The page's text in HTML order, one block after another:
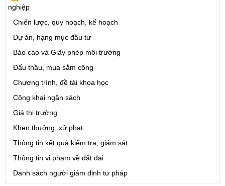
nghiệp
Chiến lược, quy hoạch, kế hoạch
Dự án, hạng mục đầu tư
Báo cáo và Giấy phép môi trường
Đấu thầu, mua sắm công
Chương trình, đề tài khoa học
Công khai ngân sách
Giá thị trường
Khen thưởng, xử phạt
Thông tin kết quả kiểm tra, giám sát
Thông tin vi phạm về đất đai
Danh sách người giám định tư pháp